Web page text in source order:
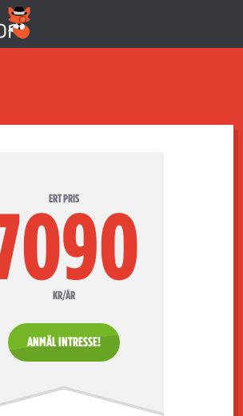
ERT PRIS
KR/ÅR
ANMÄL INTRESSE!